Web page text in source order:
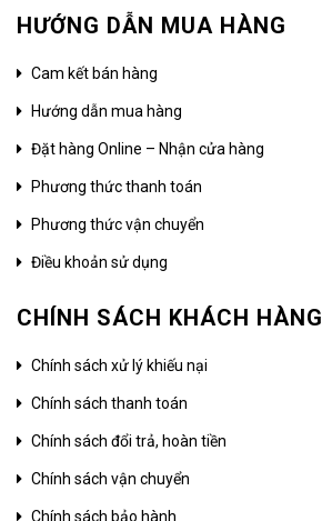
HƯỚNG DẪN MUA HÀNG
Cam kết bán hàng
Hướng dẫn mua hàng
Đặt hàng Online – Nhận cửa hàng
Phương thức thanh toán
Phương thức vận chuyển
Điều khoản sử dụng
CHÍNH SÁCH KHÁCH HÀNG
Chính sách xử lý khiếu nại
Chính sách thanh toán
Chính sách đổi trả, hoàn tiền
Chính sách vận chuyển
Chính sách bảo hành